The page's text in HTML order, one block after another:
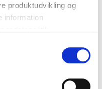
produktudvikling og
information
om din placering, der